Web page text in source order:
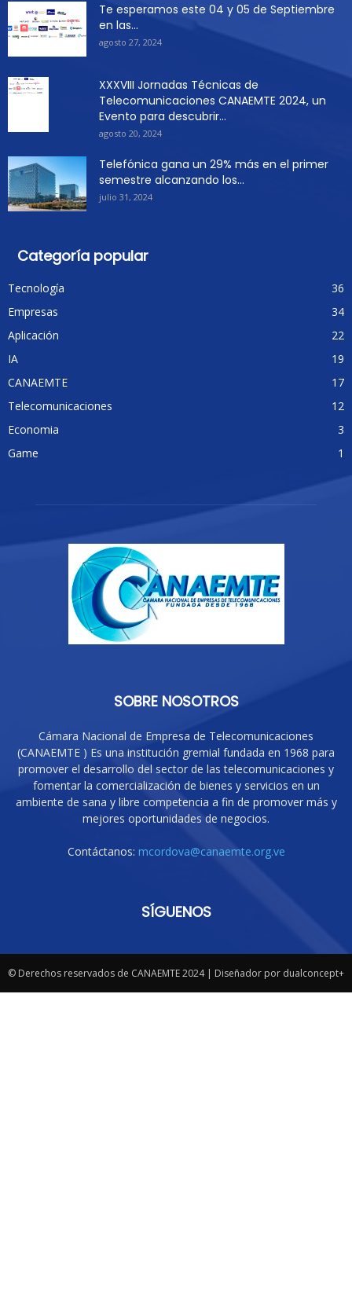
Te esperamos este 04 y 05 de Septiembre
en las...
agosto 27, 2024
XXXVIII Jornadas Técnicas de
Telecomunicaciones CANAEMTE 2024, un
Evento para descubrir...
agosto 20, 2024
Telefónica gana un 29% más en el primer
semestre alcanzando los...
julio 31, 2024
Categoría popular
Tecnología
36
Empresas
34
Aplicación
22
IA
19
CANAEMTE
17
Telecomunicaciones
12
Economia
3
Game
1
SOBRE NOSOTROS
Cámara Nacional de Empresa de Telecomunicaciones
(CANAEMTE ) Es una institución gremial fundada en 1968 para
promover el desarrollo del sector de las telecomunicaciones y
fomentar la comercialización de bienes y servicios en un
ambiente de sana y libre competencia a fin de promover más y
mejores oportunidades de negocios.
Contáctanos: mcordova@canaemte.org.ve
SÍGUENOS
© Derechos reservados de CANAEMTE 2024 | Diseñador por dualconcept+